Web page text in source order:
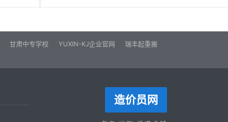
甘肃中专学校 YUXIN-KJ企业官网
瑞丰起重搬
造价员网